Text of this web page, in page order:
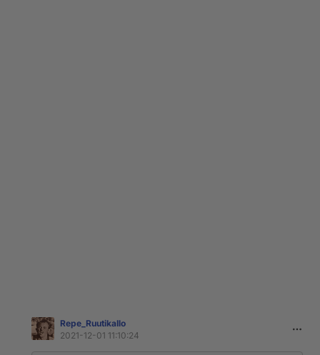
Repe_RuutikaIlo
2021-12-01 11:10:24